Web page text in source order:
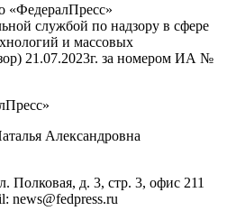
«ФедералПресс»
службой по надзору в сфере
и массовых
21.07.2023г. за номером ИА №
Александровна
Полковая, д. 3, стр. 3, офис 211
news@fedpress.ru